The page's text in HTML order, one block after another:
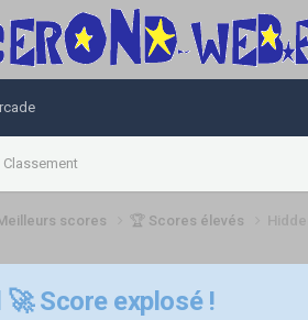
Classement
scores 🏆 Scores élevés
Score explosé !